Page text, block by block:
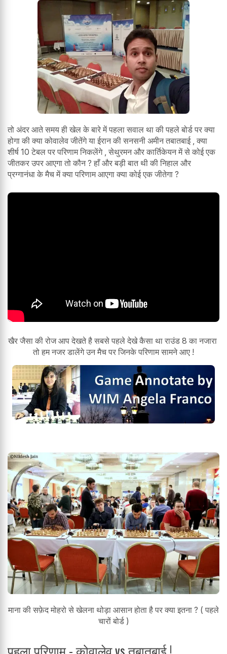
तो अंदर आते समय ही खेल के बारे में पहला सवाल था की पहले बोर्ड पर क्या
होगा की क्या कोवालेव जीतेंगे या ईरान की सनसनी अमीन तबातबाई , क्या
शीर्ष 10 टेबल पर परिणाम निकलेंगे , सेथुरमन और कार्तिकेयन में से कोई एक
जीतकर उपर आएगा तो कौन ? हाँ और बड़ी बात थी की निहाल और
प्रग्गानंधा के मैच में क्या परिणाम आएगा क्या कोई एक जीतेगा ?
खैर जैसा की रोज आप देखते है सबसे पहले देखे कैसा था राउंड 8 का नजारा
तो हम नजर डालेंगे उन मैच पर जिनके परिणाम सामने आए !
माना की सफ़ेद मोहरो से खेलना थोड़ा आसान होता है पर क्या इतना ? ( पहले
चारों बोर्ड )
पहला परिणाम - कोवालेव vs तबातबाई !